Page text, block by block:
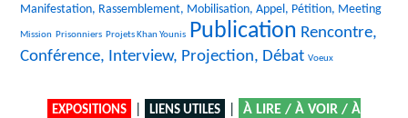
Manifestation, Rassemblement, Mobilisation, Appel, Pétition, Meeting
10/2431
Mission
26/2431Prisonniers
127/2431 Projets Khan Younis
2431/2431 Publication
1565/2431
Rencontre,
Conférence, Interview, Projection, Débat
7/2431 Voeux
EXPOSITIONS LIENS UTILES À LIRE / À VOIR / À